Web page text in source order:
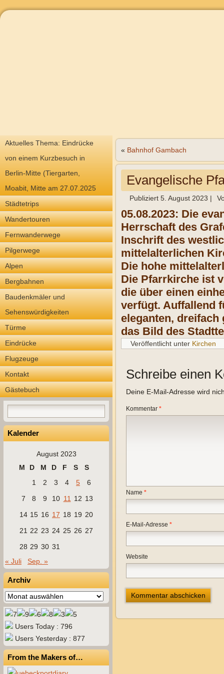
Aktuelles Thema: Eindrücke
von einem Kurzbesuch in
Berlin-Mitte (Tiergarten,
Moabit, Mitte am 27.07.2025
Städtetrips
Wandertouren
Fernwanderwege
Pilgerwege
Alpen
Bergbahnen
Baudenkmäler und
Sehenswürdigkeiten
Türme
Eindrücke
Flugzeuge
Kontakt
Gästebuch
Kalender
August 2023
M
D M D F S
S
1
2 3 4 5
6
7
8 9 10 11 12 13
14 15 16 17 18 19 20
21 22 23 24 25 26 27
28 29 30 31
« Juli
Sep. »
Archiv
Archiv
Users Today : 796
Users Yesterday : 877
From the Makers of…
« Bahnhof Gambach
Evangelische
Publiziert 5. August 2023 |
05.08.2023: Die
Herrschaft des
Inschrift des
mittelalterlichen
Die hohe
Die Pfarrkirche ist
die über einen
verfügt. Auffallend
eleganten, dreifach
das Bild des
Veröffentlicht unter Kirchen
Schreibe einen
Deine E-Mail-Adresse wird
Kommentar *
Name *
E-Mail-Adresse *
Website